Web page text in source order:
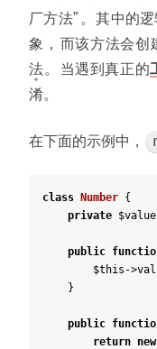
厂方法 。 其中的
象
而该方法会创
法。 当遇到真正的
淆。
在下面的示例中
class Number {
private $value
public
$this ->
}
public
return new